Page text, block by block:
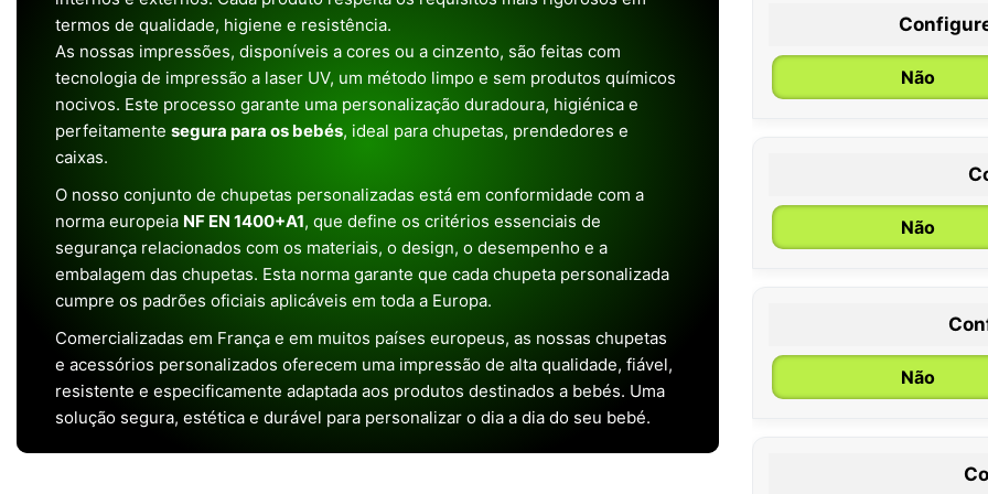
termos de qualidade, higiene e resistência.
As nossas impressões, disponíveis a cores ou a cinzento, são feitas com
tecnologia de impressão a laser UV, um método limpo e sem produtos químicos
nocivos. Este processo garante uma personalização duradoura, higiénica e
perfeitamente segura para os bebés, ideal para chupetas, prendedores e
caixas.
O nosso conjunto de chupetas personalizadas está em conformidade com a
norma europeia NF EN 1400+A1, que define os critérios essenciais de
segurança relacionados com os materiais, o design, o desempenho e a
embalagem das chupetas. Esta norma garante que cada chupeta personalizada
cumpre os padrões oficiais aplicáveis em toda a Europa.
Comercializadas em França e em muitos países europeus, as nossas chupetas
e acessórios personalizados oferecem uma impressão de alta qualidade, fiável,
resistente e especificamente adaptada aos produtos destinados a bebés. Uma
solução segura, estética e durável para personalizar o dia a dia do seu bebé.
Não
Não
Não